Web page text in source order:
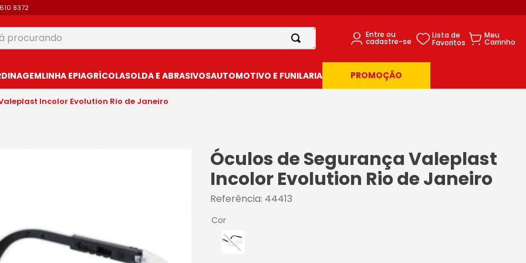
8372
LINHA EPIAGRÍCOLASOLDA E ABRASIVOSAUTOMOTIVO E FUNILARIA PROMOÇÃO
Incolor Evolution Rio de Janeiro
Óculos de Segurança Valeplast
Incolor Evolution Rio de Janeiro
Referência: 44413
Cor